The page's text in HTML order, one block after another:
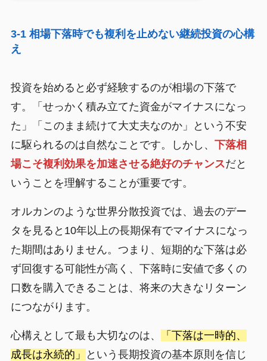
3-1 相場下落時でも複利を止めない継続投資の心構
え
投資を始めると必ず経験するのが相場の下落で
す。「せっかく積み立てた資金がマイナスになっ
た」「このまま続けて大丈夫なのか」という不安
に駆られるのは自然なことです。しかし、 下落相
場こそ複利効果を加速させる絶好のチャンスだと
いうことを理解することが重要です。
オルカンのような世界分散投資では、過去のデー
タを見ると10年以上の長期保有でマイナスになっ
た期間はありません。つまり、短期的な下落は必
ず回復する可能性が高く、下落時に安値で多くの
口数を購入できることは、将来の大きなリターン
につながります。
心構えとして最も大切なのは、
「下落は一時的、
成長は永続的」
という長期投資の基本原則を信じ